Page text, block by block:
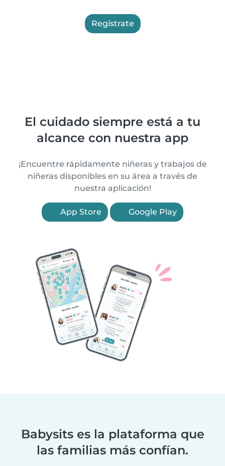
Regístrate
El cuidado siempre está a tu
alcance con nuestra app
¡Encuentre rápidamente niñeras y trabajos de
niñeras disponibles en su área a través de
nuestra aplicación!
App Store Google Play
Babysits es la plataforma que
las familias más confían.